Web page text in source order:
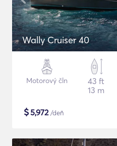
Wally Cruiser 40
Motorový čln
43 ft
13 m
$5,972/deň